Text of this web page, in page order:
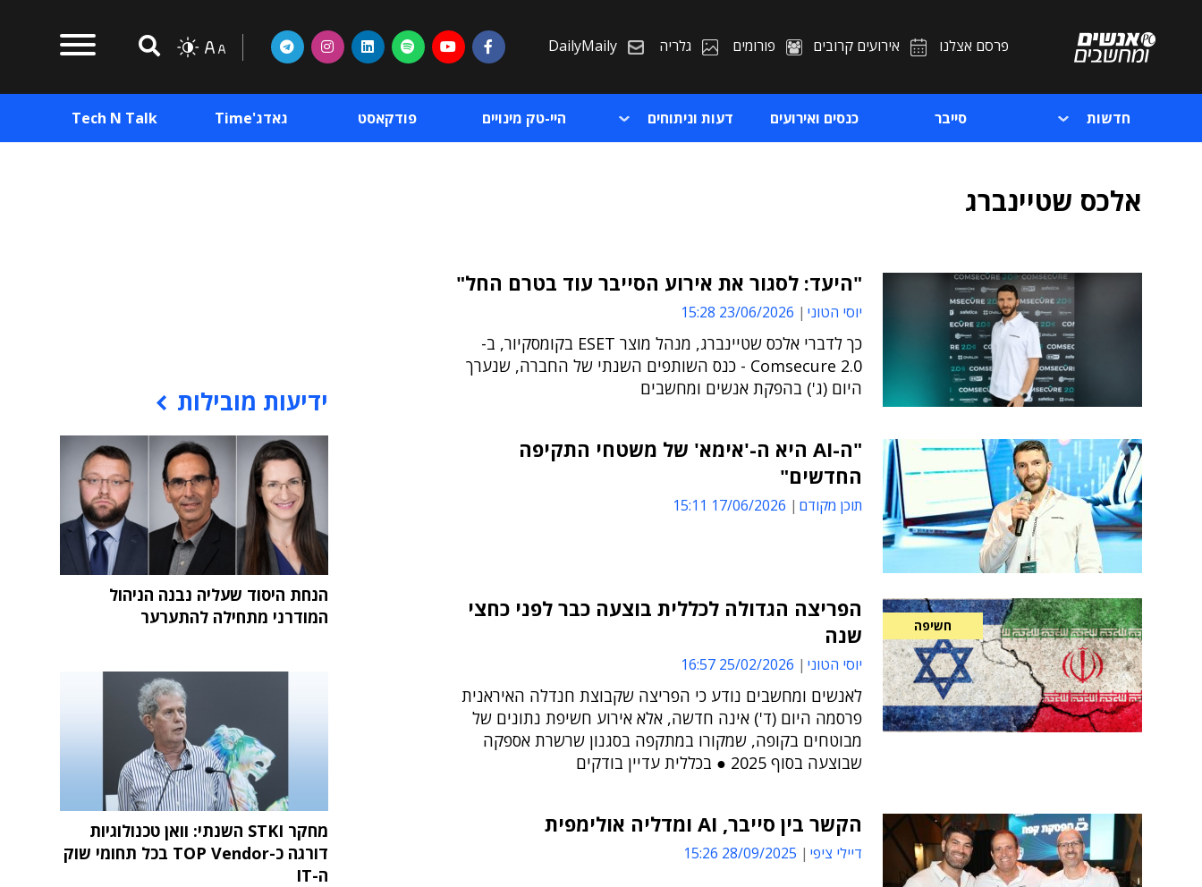
פרסם אצלנו אירועים קרובים פורומים גלריה DailyMaily
חדשות סייבר כנסים ואירועים דעות וניתוחים היי-טק מינויים פודקאסט גאדג'Time Tech N Talk
אלכס שטיינברג
"היעד: לסגור את אירוע הסייבר עוד בטרם החל"
יוסי הטוני 23/06/2026 15:28
כך לדברי אלכס שטיינברג, מנהל מוצר ESET בקומסקיור, ב-
Comsecure 2.0 - כנס השותפים השנתי של החברה, שנערך
היום (ג') בהפקת אנשים ומחשבים
"ה-AI היא ה-'אימא' של משטחי התקיפה
החדשים"
תוכן מקודם 17/06/2026 15:11
חשיפה
הפריצה הגדולה לכללית בוצעה כבר לפני כחצי
שנה
יוסי הטוני 25/02/2026 16:57
לאנשים ומחשבים נודע כי הפריצה שקבוצת חנדלה האיראנית
פרסמה היום (ד') אינה חדשה, אלא אירוע חשיפת נתונים של
מבוטחים בקופה, שמקורו במתקפה בסגנון שרשרת אספקה
שבוצעה בסוף 2025 ● בכללית עדיין בודקים
הקשר בין סייבר, AI ומדליה אולימפית
דיילי ציפי 28/09/2025 15:26
ידיעות מובילות
הנחת היסוד שעליה נבנה הניהול
המודרני מתחילה להתערער
מחקר STKI השנתי: וואן טכנולוגיות
דורגה כ-TOP Vendor בכל תחומי שוק
ה-IT